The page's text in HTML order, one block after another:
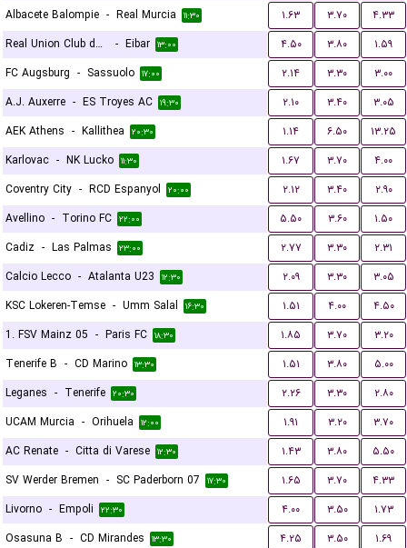
Albacete Balompie - Real Murcia ۱۱:۳۰ ۱.۶۳ ۳.۷۰
۴.۳۳
Real Union Club de Irun
- Eibar ۱۳:۰۰ ۴.۵۰ ۳.۸۰
۱.۵۹
FC Augsburg - Sassuolo ۱۷:۰۰ ۲.۱۴ ۳.۳۰
۳.۰۰
A.J. Auxerre - ES Troyes AC ۱۹:۳۰ ۲.۱۰ ۳.۴۰
۳.۰۵
AEK Athens - Kallithea ۲۰:۳۰ ۱.۱۴ ۶.۵۰
۱۳.۲۵
Karlovac - NK Lucko ۱۱:۳۰ ۱.۶۷ ۳.۷۰
۴.۰۰
Coventry City - RCD Espanyol ۲۰:۰۰ ۲.۱۲ ۳.۴۰
۲.۹۰
Avellino - Torino FC ۲۲:۰۰ ۵.۵۰ ۳.۶۰
۱.۵۰
Cadiz - Las Palmas ۲۳:۰۰ ۲.۷۷ ۳.۳۰
۲.۳۱
Calcio Lecco - Atalanta U23 ۱۲:۳۰ ۲.۰۹ ۳.۳۰
۳.۰۵
KSC Lokeren-Temse - Umm Salal ۱۶:۳۰ ۱.۵۱ ۴.۰۰
۴.۵۰
1. FSV Mainz 05 - Paris FC ۱۸:۳۰ ۱.۸۵ ۳.۷۰
۳.۲۰
Tenerife B - CD Marino ۱۳:۳۰ ۱.۵۱ ۳.۸۰
۵.۰۰
Leganes - Tenerife ۲۰:۳۰ ۲.۲۶ ۳.۳۰
۲.۸۰
UCAM Murcia - Orihuela ۱۲:۰۰ ۱.۹۱ ۳.۲۰
۳.۷۰
AC Renate - Citta di Varese ۱۲:۳۰ ۱.۴۳ ۳.۸۰
۵.۵۰
SV Werder Bremen - SC Paderborn 07 ۱۷:۳۰ ۱.۶۵ ۳.۷۰
۴.۳۳
Livorno - Empoli ۲۲:۳۰ ۴.۰۰ ۳.۵۰
۱.۷۳
Osasuna B - CD Mirandes ۱۳:۳۰ ۴.۲۵ ۳.۵۰
۱.۶۹